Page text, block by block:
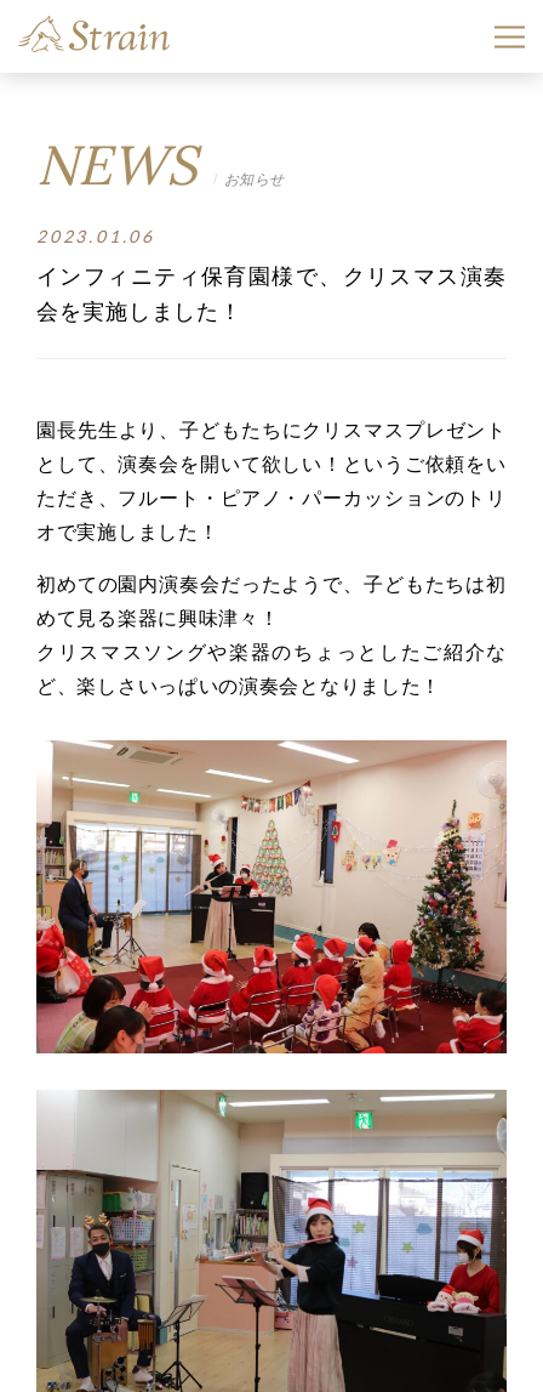
NEWS お知らせ
2023.01.06
インフィニティ保育園様で、クリスマス演奏
会を実施しました！
園長先生より、子どもたちにクリスマスプレゼント
として、演奏会を開いて欲しい！というご依頼をい
ただき、フルート・ ピアノ・パーカッションのトリ
オで実施しました！
初めての園内演奏会だったようで、 子どもたちは初
めて見る楽器に興味津々！
クリスマスソングや楽器のちょっとしたご紹介な
ど、楽しさいっぱいの演奏会となりました！